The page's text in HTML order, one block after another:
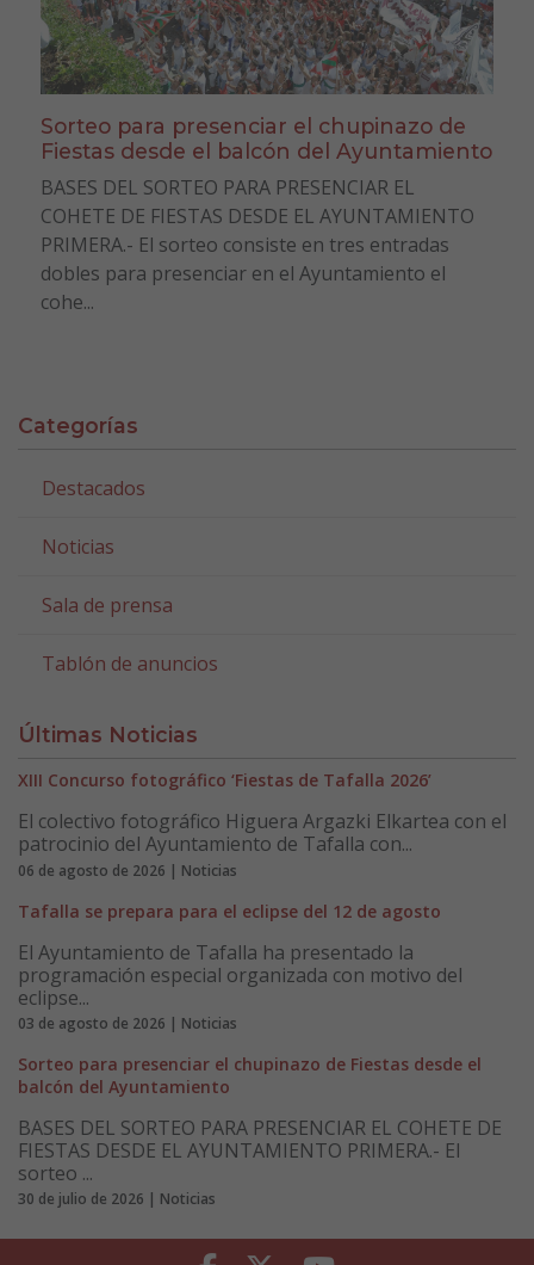
Sorteo para presenciar el chupinazo de
Fiestas desde el balcón del Ayuntamiento
BASES DEL SORTEO PARA PRESENCIAR EL
COHETE DE FIESTAS DESDE EL AYUNTAMIENTO
PRIMERA.- El sorteo consiste en tres entradas
dobles para presenciar en el Ayuntamiento el
cohe...
Categorías
Destacados
Noticias
Sala de prensa
Tablón de anuncios
Últimas Noticias
XIII Concurso fotográfico ‘Fiestas de Tafalla 2026’
El colectivo fotográfico Higuera Argazki Elkartea con el
patrocinio del Ayuntamiento de Tafalla con...
06 de agosto de 2026 | Noticias
Tafalla se prepara para el eclipse del 12 de agosto
El Ayuntamiento de Tafalla ha presentado la
programación especial organizada con motivo del
eclipse...
03 de agosto de 2026 | Noticias
Sorteo para presenciar el chupinazo de Fiestas desde el
balcón del Ayuntamiento
BASES DEL SORTEO PARA PRESENCIAR EL COHETE DE
FIESTAS DESDE EL AYUNTAMIENTO PRIMERA.- El
sorteo ...
30 de julio de 2026 | Noticias